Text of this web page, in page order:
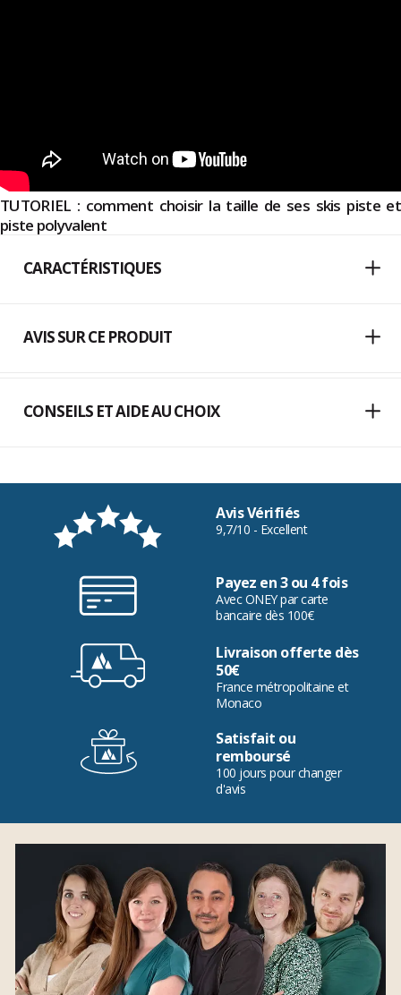
TUTORIEL : comment choisir la taille de ses skis piste et
piste polyvalent
CARACTÉRISTIQUES
AVIS SUR CE PRODUIT
CONSEILS ET AIDE AU CHOIX
Avis Vérifiés
9,7/10 - Excellent
Payez en 3 ou 4 fois
Avec ONEY par carte
bancaire dès 100€
Livraison offerte dès
50€
France métropolitaine et
Monaco
Satisfait ou
remboursé
100 jours pour changer
d'avis